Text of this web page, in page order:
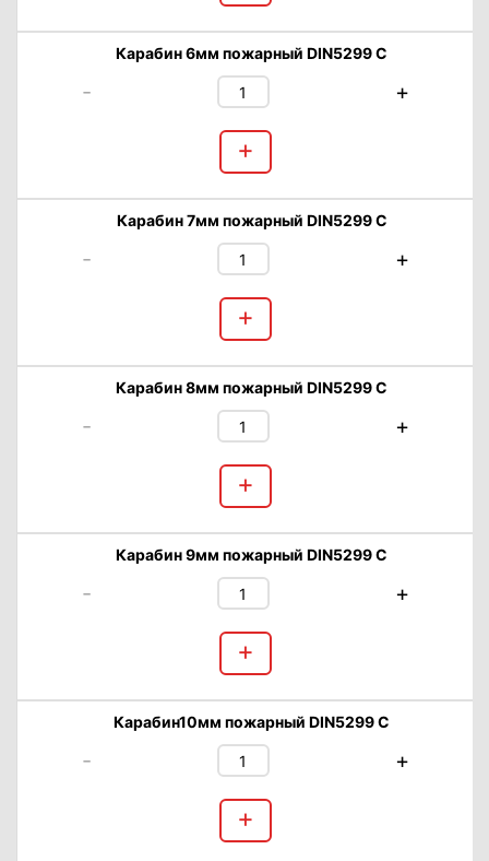
Карабин 6мм пожарный DIN5299 C
- +
+
Карабин 7мм пожарный DIN5299 C
- +
+
Карабин 8мм пожарный DIN5299 C
- +
+
Карабин 9мм пожарный DIN5299 C
- +
+
Карабин10мм пожарный DIN5299 C
- +
+